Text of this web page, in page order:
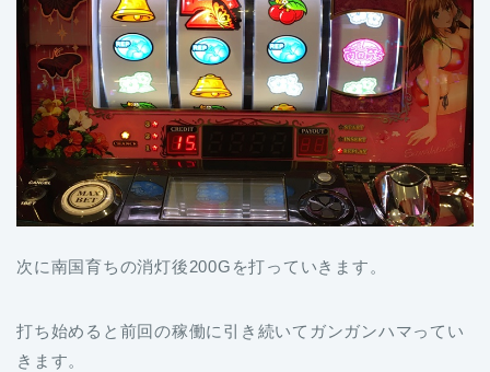
次に南国育ちの消灯後200Gを打っていきます。
打ち始めると前回の稼働に引き続いてガンガンハマってい
きます。